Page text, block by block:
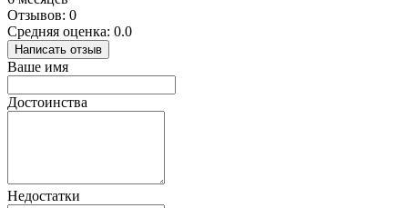
Отзывов: 0
Средняя оценка: 0.0
Написать отзыв
Ваше имя
Достоинства
Недостатки